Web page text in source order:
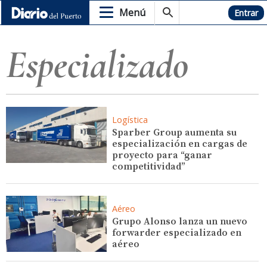
Menú Hemeroteca Entrar
Especializado
Logística
Sparber Group aumenta su
especialización en cargas de
proyecto para “ganar
competitividad”
Aéreo
Grupo Alonso lanza un nuevo
forwarder especializado en
aéreo